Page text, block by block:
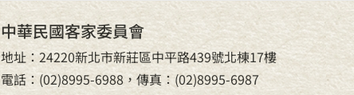
中華民國客家委員會
地址：24220新北市新莊區中平路439號北棟17樓
電話：(02)8995-6988，傳真：(02)8995-6987